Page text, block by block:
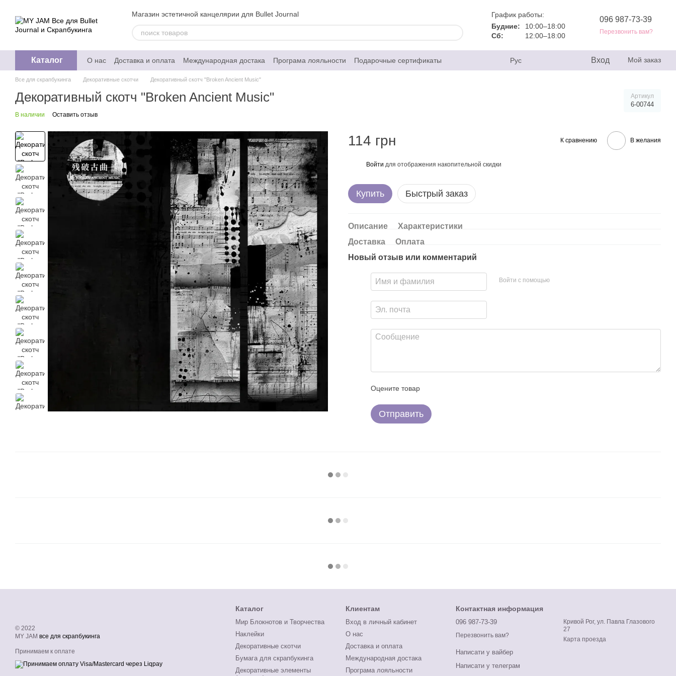
Магазин эстетичной канцелярии для Bullet Journal
График работы:
Будние:
10:00–18:00
Сб:
12:00–18:00
096 987-73-39
Перезвонить вам?
Каталог О нас Доставка и оплата Международная достака Програма лояльности
Подарочные сертификаты
Обмен и возврат
Отзывы о магазине Контактная информация
Договор публичной оферты
Политика конфедециальности
Рус Вход Мой заказ
Все для скрапбукинга Декоративные скотчи Декоративный скотч "Broken Ancient Music"
Декоративный скотч "Broken Ancient Music" Артикул
6-00744
В наличии Оставить отзыв
114 грн К сравнению В желания
Войти для отображения накопительной скидки
Купить Быстрый заказ
Описание
Характеристики
Доставка
Оплата
Новый отзыв или комментарий
Войти с помощью
Оцените товар
Отправить
© 2022
MY JAM все для скрапбукинга
Принимаем к оплате
Каталог
Мир Блокнотов и Творчества
Наклейки
Декоративные скотчи
Бумага для скрапбукинга
Декоративные элементы
Клиентам
Вход в личный кабинет
О нас
Доставка и оплата
Международная достака
Програма лояльности
Контактная информация
096 987-73-39
Перезвонить вам?
Написати у вайбер
Написати у телеграм
Кривой Рог, ул. Павла Глазового
27
Карта проезда